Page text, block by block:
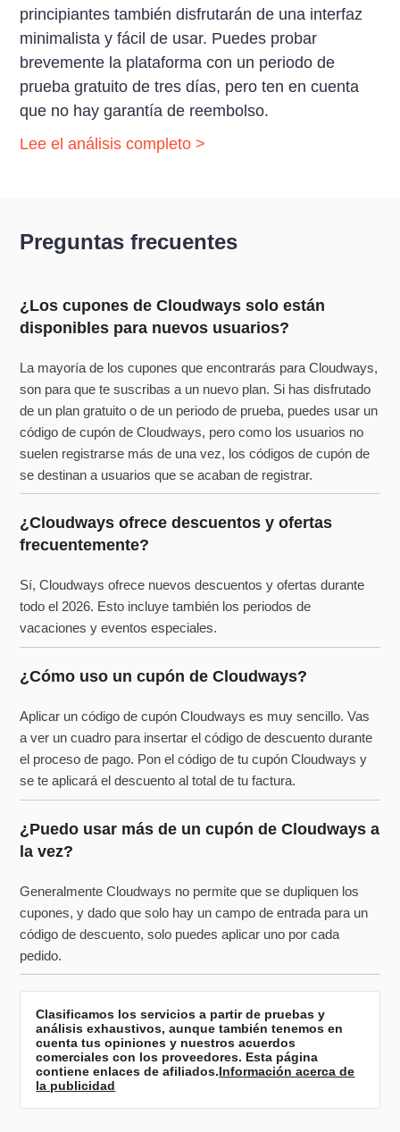
principiantes también disfrutarán de una interfaz
minimalista y fácil de usar. Puedes probar
brevemente la plataforma con un periodo de
prueba gratuito de tres días, pero ten en cuenta
que no hay garantía de reembolso.
Lee el análisis completo >
Preguntas frecuentes
¿Los cupones de Cloudways solo están
disponibles para nuevos usuarios?
La mayoría de los cupones que encontrarás para Cloudways,
son para que te suscribas a un nuevo plan. Si has disfrutado
de un plan gratuito o de un periodo de prueba, puedes usar un
código de cupón de Cloudways, pero como los usuarios no
suelen registrarse más de una vez, los códigos de cupón de
se destinan a usuarios que se acaban de registrar.
¿Cloudways ofrece descuentos y ofertas
frecuentemente?
Sí, Cloudways ofrece nuevos descuentos y ofertas durante
todo el 2026. Esto incluye también los periodos de
vacaciones y eventos especiales.
¿Cómo uso un cupón de Cloudways?
Aplicar un código de cupón Cloudways es muy sencillo. Vas
a ver un cuadro para insertar el código de descuento durante
el proceso de pago. Pon el código de tu cupón Cloudways y
se te aplicará el descuento al total de tu factura.
¿Puedo usar más de un cupón de Cloudways a
la vez?
Generalmente Cloudways no permite que se dupliquen los
cupones, y dado que solo hay un campo de entrada para un
código de descuento, solo puedes aplicar uno por cada
pedido.
Clasificamos los servicios a partir de pruebas y
análisis exhaustivos, aunque también tenemos en
cuenta tus opiniones y nuestros acuerdos
comerciales con los proveedores. Esta página
contiene enlaces de afiliados.Información acerca de
la publicidad